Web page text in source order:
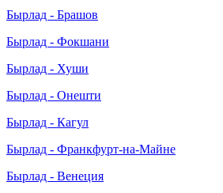
Бырлад - Брашов
Бырлад - Фокшани
Бырлад - Хуши
Бырлад - Онешти
Бырлад - Кагул
Бырлад - Франкфурт-на-Майне
Бырлад - Венеция